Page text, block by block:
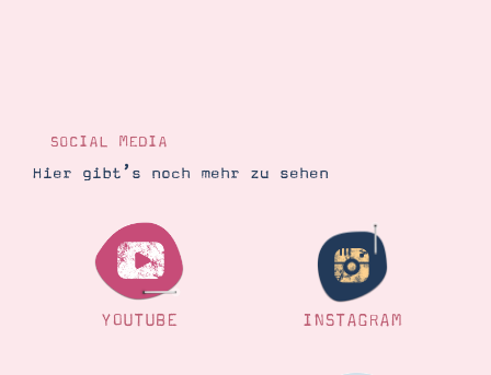
Impressum
SOCIAL MEDIA
Hier gibt’s noch mehr zu sehen
YOUTUBE INSTAGRAM